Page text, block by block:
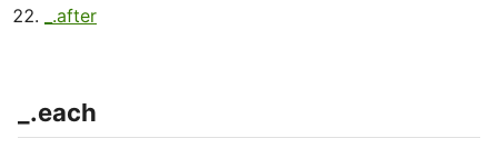
_.after
_.each